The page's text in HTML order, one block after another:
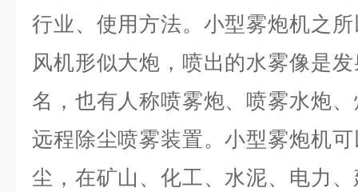
行业、使用方法。小型雾炮机之
风机形似大炮，喷出的水雾像是
名，也有人称喷雾炮、喷雾水炮
远程除尘喷雾装置。小型雾炮机
尘，在矿山、化工、水泥、电力